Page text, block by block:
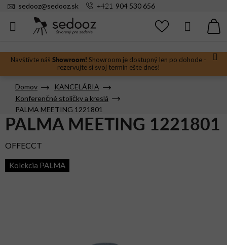
Prejsť
Navštívte náš Showroom! Showroom je dostupný len po dohode -
rezervujte si svoj termín ešte dnes!
sedooz@sedooz.sk +421 904 530 656
Hľadať
Domov
KANCELÁRIA
Konferenčné stoličky a kreslá
PALMA MEETING 1221801
PALMA MEETING 1221801
OFFECCT
Kolekcia PALMA